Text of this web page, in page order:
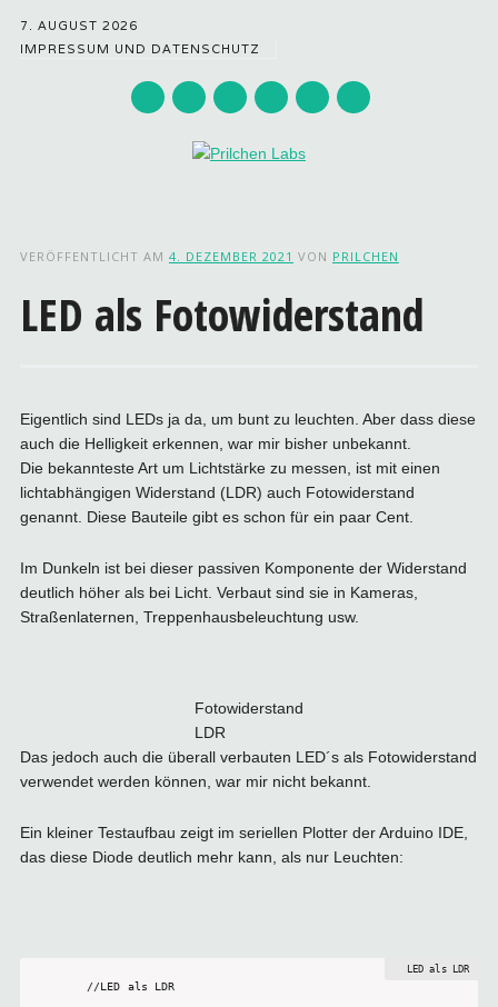
7. AUGUST 2026
IMPRESSUM UND DATENSCHUTZ
VERÖFFENTLICHT AM 4. DEZEMBER 2021 VON PRILCHEN
LED als Fotowiderstand
Eigentlich sind LEDs ja da, um bunt zu leuchten. Aber dass diese
auch die Helligkeit erkennen, war mir bisher unbekannt.
Die bekannteste Art um Lichtstärke zu messen, ist mit einen
lichtabhängigen Widerstand (LDR) auch Fotowiderstand
genannt. Diese Bauteile gibt es schon für ein paar Cent.
Im Dunkeln ist bei dieser passiven Komponente der Widerstand
deutlich höher als bei Licht. Verbaut sind sie in Kameras,
Straßenlaternen, Treppenhausbeleuchtung usw.
Fotowiderstand
LDR
Das jedoch auch die überall verbauten LED´s als Fotowiderstand
verwendet werden können, war mir nicht bekannt.
Ein kleiner Testaufbau zeigt im seriellen Plotter der Arduino IDE,
das diese Diode deutlich mehr kann, als nur Leuchten:
//LED als LDR